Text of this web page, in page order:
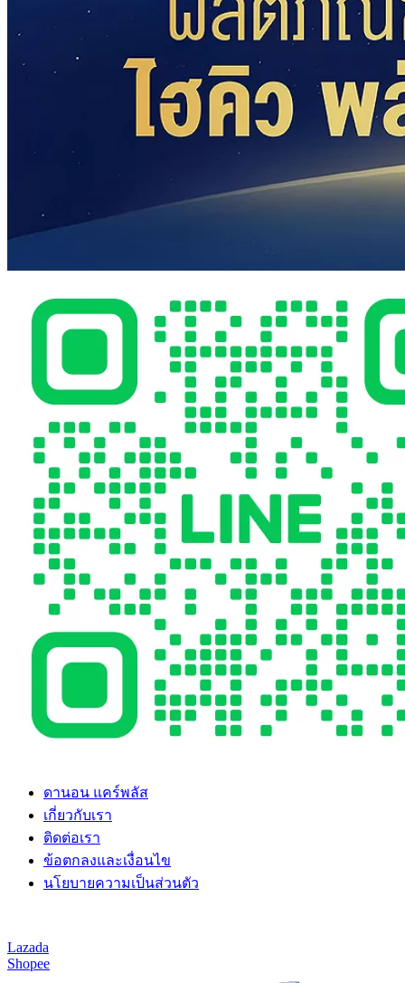
ดานอน แคร์พลัส
เกี่ยวกับเรา
ติดต่อเรา
ข้อตกลงและเงื่อนไข
นโยบายความเป็นส่วนตัว
Lazada
Shopee